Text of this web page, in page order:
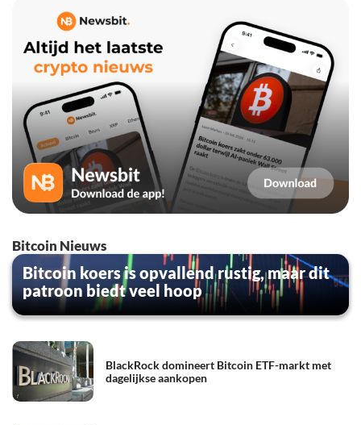
Bitcoin Nieuws
Bitcoin koers is opvallend rustig, maar dit
patroon biedt veel hoop
BlackRock domineert Bitcoin ETF-markt met
dagelijkse aankopen